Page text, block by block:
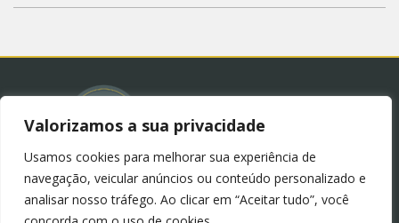
Valorizamos a sua privacidade
Usamos cookies para melhorar sua experiência de
navegação, veicular anúncios ou conteúdo personalizado e
analisar nosso tráfego. Ao clicar em “Aceitar tudo”, você
© 2023 – Blog Juliana Lima.
Política de Privacidade
(LGPD)